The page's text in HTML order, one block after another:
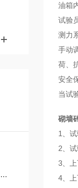
油箱
试验
测力
手动
荷、
安全
当试
砌墙
1、
2、
3、
4、